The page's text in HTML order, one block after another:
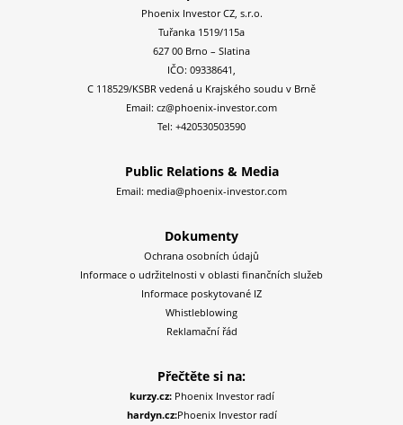
Phoenix Investor CZ, s.r.o.
Tuřanka 1519/115a
627 00 Brno – Slatina
IČO: 09338641,
C 118529/KSBR vedená u Krajského soudu v Brně
Email: cz@phoenix-investor.com
Tel: +420530503590
Public Relations & Media
Email: media@phoenix-investor.com
Dokumenty
Ochrana osobních údajů
Informace o udržitelnosti v oblasti finančních služeb
Informace poskytované IZ
Whistleblowing
Reklamační řád
Přečtěte si na:
kurzy.cz:Phoenix Investor radí
hardyn.cz:Phoenix Investor radí